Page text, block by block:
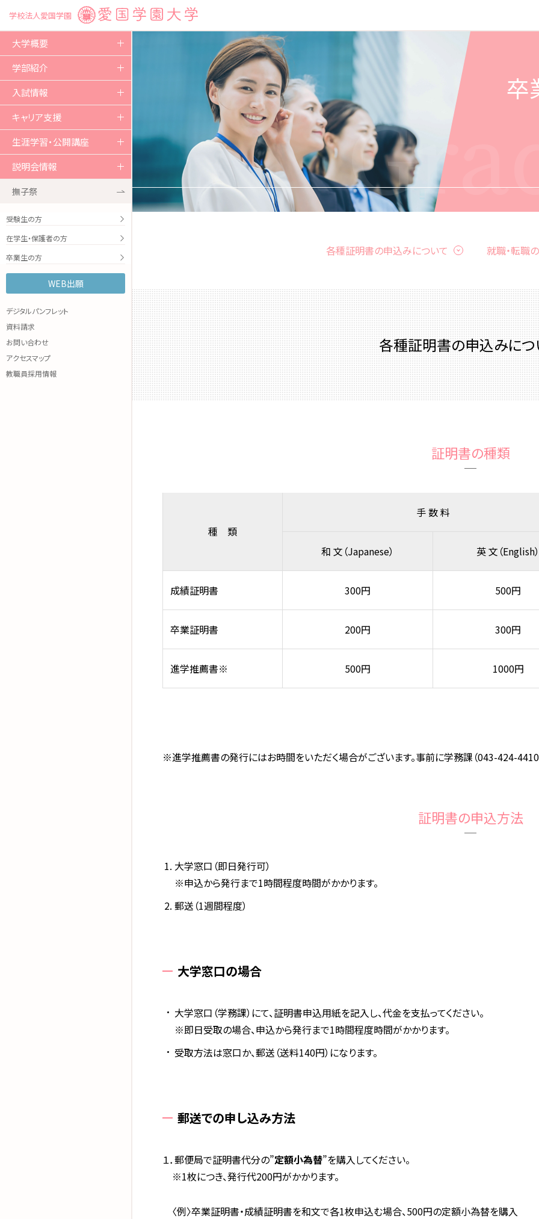
学校法人愛国学園
大学概要
ご挨拶
教育方針および沿革
組織図
教育研究環境
教育情報の公表
学術・研究
学生支援
関連諸学校
学部紹介
人間文化学部
教育課程の体系
キャンパスライフ
入試情報
入試概要
試験区分
キャリア支援
資格取得
卒業生の進路実績
本学のキャリア・就職支援
就職・採用活動について
生涯学習・公開講座
生涯学習・公開講座
市民大学講座
愛大オープンカレッジ
説明会情報
説明会情報 2026
オープンキャンパス
特キャン！
留学生の方々へ
WEB OPEN CAMPUS
各種参加申込み
撫子祭
受験生の方
在学生・保護者の方
卒業生の方
WEB出願
デジタルパンフレット
資料請求
お問い合わせ
アクセスマップ
教職員採用情報
卒
各種証明書の申込みについて 就職・転職
各種証明書の申込みにつ
証明書の種類
種 類
手 数 料
和 文（Japanese） 英 文（English）
成績証明書 300円 500円
卒業証明書 200円 300円
進学推薦書※ 500円 1000円
※進学推薦書の発行にはお時間をいただく場合がございます。事前に学務課（043-424-4410
証明書の申込方法
大学窓口（即日発行可）
※申込から発行まで1時間程度時間がかかります。
郵送（1週間程度）
大学窓口の場合
大学窓口（学務課）にて、証明書申込用紙を記入し、代金を支払ってください。
※即日受取の場合、申込から発行まで1時間程度時間がかかります。
受取方法は窓口か、郵送（送料140円）になります。
郵送での申し込み方法
１．郵便局で証明書代分の”定額小為替”を購入してください。
※1枚につき、発行代200円がかかります。
〈例〉卒業証明書・成績証明書を和文で各1枚申込む場合、500円の定額小為替を購入